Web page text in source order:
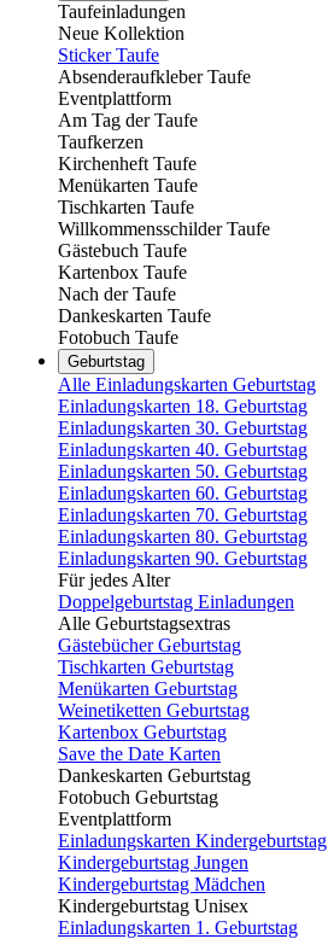
Taufeinladungen
Neue Kollektion
Sticker Taufe
Absenderaufkleber Taufe
Eventplattform
Am Tag der Taufe
Taufkerzen
Kirchenheft Taufe
Menükarten Taufe
Tischkarten Taufe
Willkommensschilder Taufe
Gästebuch Taufe
Kartenbox Taufe
Nach der Taufe
Dankeskarten Taufe
Fotobuch Taufe
Geburtstag
Alle Einladungskarten Geburtstag
Einladungskarten 18. Geburtstag
Einladungskarten 30. Geburtstag
Einladungskarten 40. Geburtstag
Einladungskarten 50. Geburtstag
Einladungskarten 60. Geburtstag
Einladungskarten 70. Geburtstag
Einladungskarten 80. Geburtstag
Einladungskarten 90. Geburtstag
Für jedes Alter
Doppelgeburtstag Einladungen
Alle Geburtstagsextras
Gästebücher Geburtstag
Tischkarten Geburtstag
Menükarten Geburtstag
Weinetiketten Geburtstag
Kartenbox Geburtstag
Save the Date Karten
Dankeskarten Geburtstag
Fotobuch Geburtstag
Eventplattform
Einladungskarten Kindergeburtstag
Kindergeburtstag Jungen
Kindergeburtstag Mädchen
Kindergeburtstag Unisex
Einladungskarten 1. Geburtstag